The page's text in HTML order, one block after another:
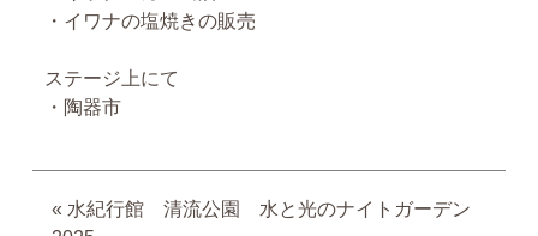
・イワナの塩焼きの販売
ステージ上にて
・陶器市
« 水紀行館 清流公園 水と光のナイトガーデン